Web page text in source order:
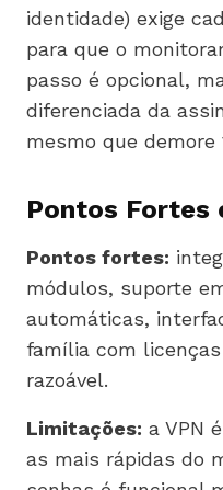
identidade) exige
para que o
passo é opcional,
diferenciada da
mesmo que demore
Pontos Fortes
Pontos fortes:
módulos, suporte
automáticas,
família com
razoável.
Limitações: a VPN
as mais rápidas do